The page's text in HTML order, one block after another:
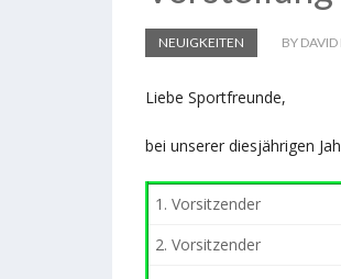
NEUIGKEITEN BY
Liebe Sportfreunde,
bei unserer diesjährigen
1. Vorsitzender
2. Vorsitzender